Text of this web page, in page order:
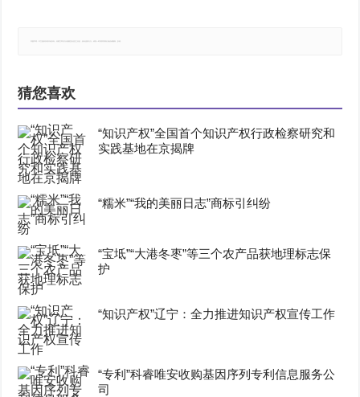
猜您喜欢
“知识产权”全国首个知识产权行政检察研究和
实践基地在京揭牌
“糯米”“我的美丽日志”商标引纠纷
“宝坻”“大港冬枣”等三个农产品获地理标志保
护
“知识产权”辽宁：全力推进知识产权宣传工作
“专利”科睿唯安收购基因序列专利信息服务公
司